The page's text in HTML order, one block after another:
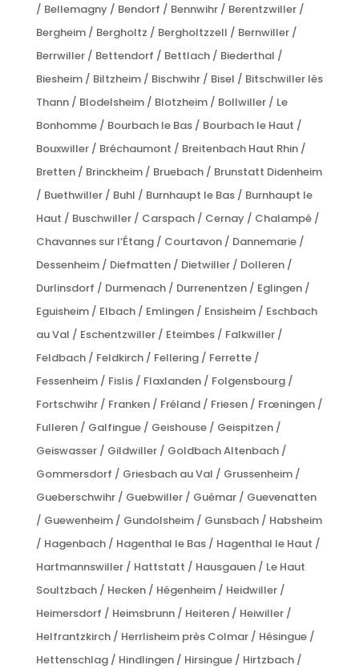
/ Bellemagny / Bendorf / Bennwihr / Berentzwiller /
Bergheim / Bergholtz / Bergholtzzell / Bernwiller /
Berrwiller / Bettendorf / Bettlach / Biederthal /
Biesheim / Biltzheim / Bischwihr / Bisel / Bitschwiller lès
Thann / Blodelsheim / Blotzheim / Bollwiller / Le
Bonhomme / Bourbach le Bas / Bourbach le Haut /
Bouxwiller / Bréchaumont / Breitenbach Haut Rhin /
Bretten / Brinckheim / Bruebach / Brunstatt Didenheim
/ Buethwiller / Buhl / Burnhaupt le Bas / Burnhaupt le
Haut / Buschwiller / Carspach / Cernay / Chalampé /
Chavannes sur l’Étang / Courtavon / Dannemarie /
Dessenheim / Diefmatten / Dietwiller / Dolleren /
Durlinsdorf / Durmenach / Durrenentzen / Eglingen /
Eguisheim / Elbach / Emlingen / Ensisheim / Eschbach
au Val / Eschentzwiller / Eteimbes / Falkwiller /
Feldbach / Feldkirch / Fellering / Ferrette /
Fessenheim / Fislis / Flaxlanden / Folgensbourg /
Fortschwihr / Franken / Fréland / Friesen / Frœningen /
Fulleren / Galfingue / Geishouse / Geispitzen /
Geiswasser / Gildwiller / Goldbach Altenbach /
Gommersdorf / Griesbach au Val / Grussenheim /
Gueberschwihr / Guebwiller / Guémar / Guevenatten
/ Guewenheim / Gundolsheim / Gunsbach / Habsheim
/ Hagenbach / Hagenthal le Bas / Hagenthal le Haut /
Hartmannswiller / Hattstatt / Hausgauen / Le Haut
Soultzbach / Hecken / Hégenheim / Heidwiller /
Heimersdorf / Heimsbrunn / Heiteren / Heiwiller /
Helfrantzkirch / Herrlisheim près Colmar / Hésingue /
Hettenschlag / Hindlingen / Hirsingue / Hirtzbach /